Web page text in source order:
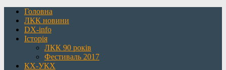
Головна
ЛКК новини
DX-info
Історія
ЛКК 90 років
Фестиваль 2017
КХ-УКХ